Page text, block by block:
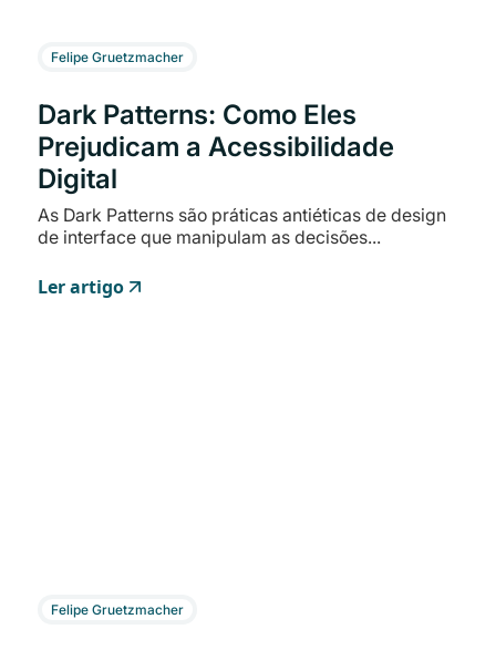
Felipe Gruetzmacher
Dark Patterns: Como Eles
Prejudicam a Acessibilidade
Digital
As Dark Patterns são práticas antiéticas de design
de interface que manipulam as decisões...
Ler artigo
Felipe Gruetzmacher